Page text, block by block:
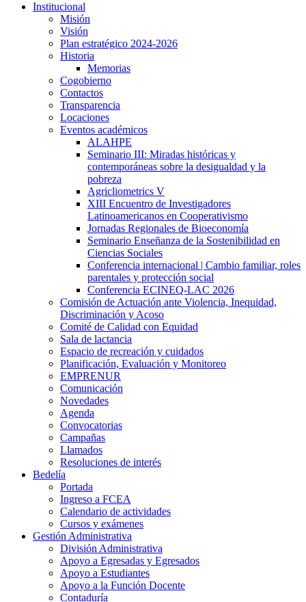
Institucional
Misión
Visión
Plan estratégico 2024-2026
Historia
Memorias
Cogobierno
Contactos
Transparencia
Locaciones
Eventos académicos
ALAHPE
Seminario III: Miradas históricas y
contemporáneas sobre la desigualdad y la
pobreza
Agricliometrics V
XIII Encuentro de Investigadores
Latinoamericanos en Cooperativismo
Jornadas Regionales de Bioeconomía
Seminario Enseñanza de la Sostenibilidad en
Ciencias Sociales
Conferencia internacional | Cambio familiar, roles
parentales y protección social
Conferencia ECINEQ-LAC 2026
Comisión de Actuación ante Violencia, Inequidad,
Discriminación y Acoso
Comité de Calidad con Equidad
Sala de lactancia
Espacio de recreación y cuidados
Planificación, Evaluación y Monitoreo
EMPRENUR
Comunicación
Novedades
Agenda
Convocatorias
Campañas
Llamados
Resoluciones de interés
Bedelía
Portada
Ingreso a FCEA
Calendario de actividades
Cursos y exámenes
Gestión Administrativa
División Administrativa
Apoyo a Egresadas y Egresados
Apoyo a Estudiantes
Apoyo a la Función Docente
Contaduría